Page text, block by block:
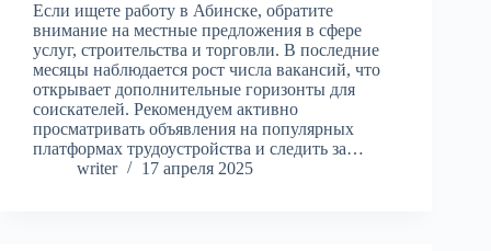
Если ищете работу в Абинске, обратите
внимание на местные предложения в сфере
услуг, строительства и торговли. В последние
месяцы наблюдается рост числа вакансий, что
открывает дополнительные горизонты для
соискателей. Рекомендуем активно
просматривать объявления на популярных
платформах трудоустройства и следить за…
writer
17 апреля 2025